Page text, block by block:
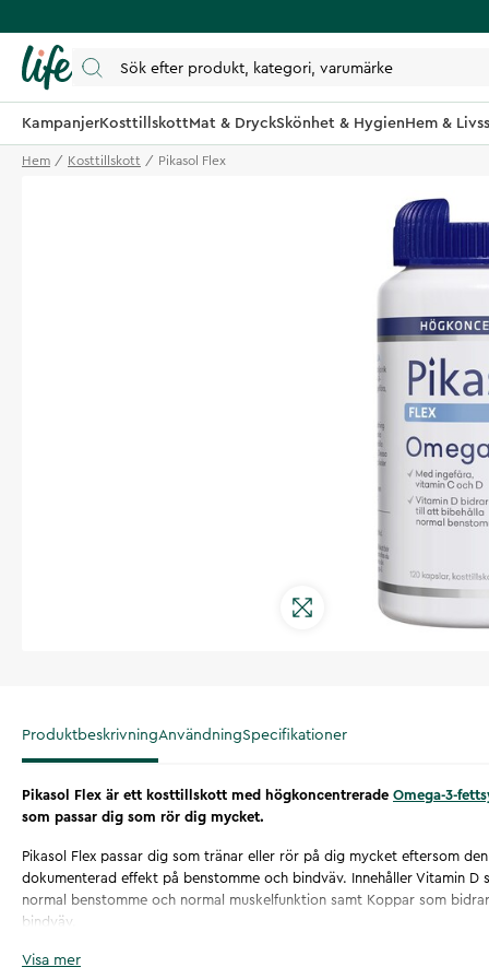
KampanjerKosttillskottMat & DryckSkönhet & HygienHem &
Hem Kosttillskott Pikasol Flex
ProduktbeskrivningAnvändningSpecifikationer
​Pikasol Flex är ett kosttillskott med högkoncentrerade Omega-3-
som passar dig som rör dig mycket.
Pikasol Flex passar dig som tränar eller rör på dig mycket eftersom
dokumenterad effekt på benstomme och bindväv. Innehåller Vitamin D
normal benstomme och normal muskelfunktion samt Koppar som
bindväv.
Omega-3
Visa mer